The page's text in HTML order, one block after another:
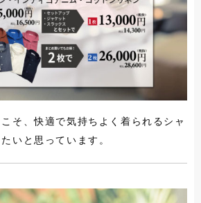
そ、快適で気持ちよく着られるシャ
いと思っています。